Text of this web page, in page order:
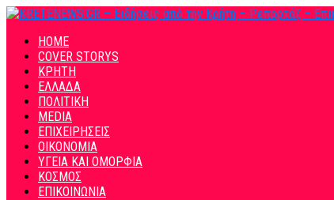
HOME
COVER STORYS
ΚΡΗΤΗ
ΕΛΛΑΔΑ
ΠΟΛΙΤΙΚΗ
MEDIA
ΕΠΙΧΕΙΡΗΣΕΙΣ
ΟΙΚΟΝΟΜΙΑ
ΥΓΕΙΑ ΚΑΙ ΟΜΟΡΦΙΑ
ΚΟΣΜΟΣ
ΕΠΙΚΟΙΝΩΝΙΑ